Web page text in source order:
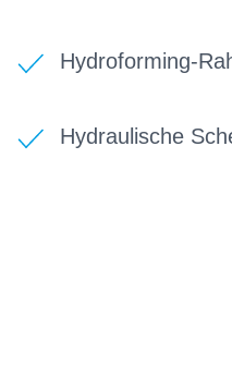
Hydroforming-
Hydraulische